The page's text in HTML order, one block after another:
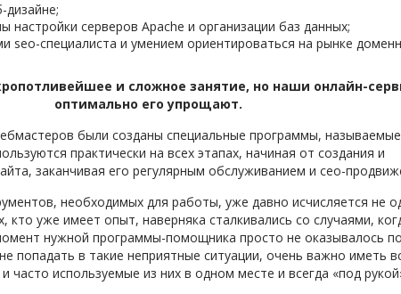
дизайне;
настройки серверов Apache и организации баз данных;
seo-специалиста и умением ориентироваться на рынке
и сложное занятие, но наши онлайн-
оптимально его упрощают.
были созданы специальные программы,
практически на всех этапах, начиная от создания и
заканчивая его регулярным обслуживанием и сео-
необходимых для работы, уже давно исчисляется не
кто уже имеет опыт, наверняка сталкивались со случаями,
нужной программы-помощника просто не оказывалось
попадать в такие неприятные ситуации, очень важно иметь
часто используемые из них в одном месте и всегда «под